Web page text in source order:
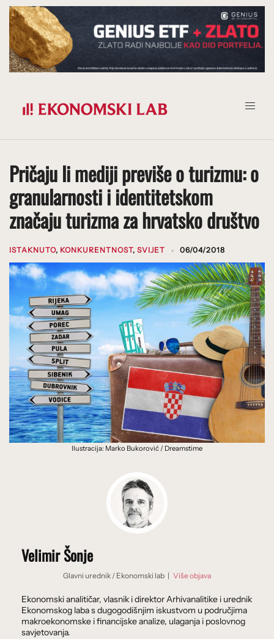
Prijeđi
na
sadržaj
Pričaju li mediji previše o turizmu: o
granularnosti i identitetskom
značaju turizma za hrvatsko društvo
ISTAKNUTO, KONKURENTNOST, SVIJET 06/04/2018
Ilustracija: Marko Bukorović / Dreamstime
Velimir Šonje
Glavni urednik / Ekonomski lab | Više objava
Ekonomski analitičar, vlasnik i direktor Arhivanalitike i urednik
Ekonomskog laba s dugogodišnjim iskustvom u područjima
makroekonomske i financijske analize, ulaganja i poslovnog
savjetovanja.